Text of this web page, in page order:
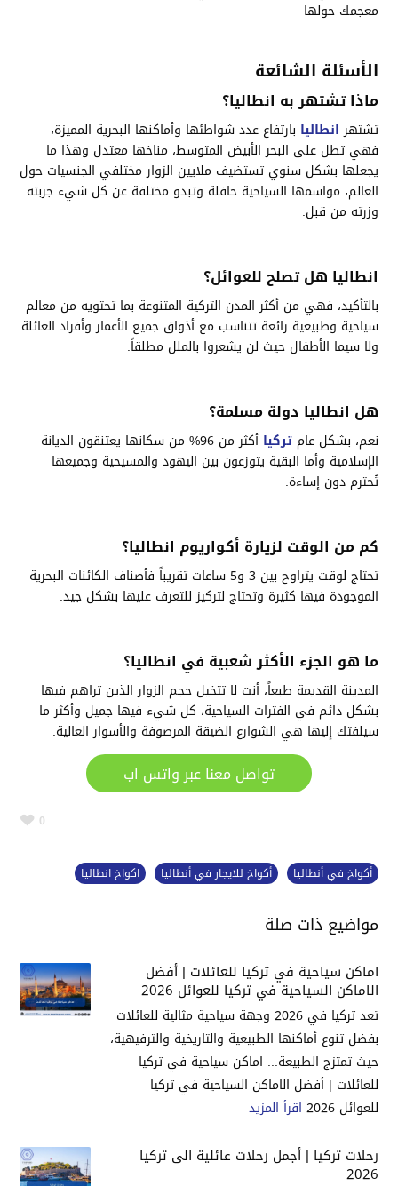
معجمك حولها
الأسئلة الشائعة
ماذا تشتهر به انطاليا؟
تشتهرانطاليا بارتفاع عدد شواطئها وأماكنها البحرية المميزة،
فهي تطل على البحر الأبيض المتوسط، مناخها معتدل وهذا ما
يجعلها بشكل سنوي تستضيف ملايين الزوار مختلفي الجنسيات حول
العالم، مواسمها السياحية حافلة وتبدو مختلفة عن كل شيء جربته
وزرته من قبل.
انطاليا هل تصلح للعوائل؟
بالتأكيد، فهي من أكثر المدن التركية المتنوعة بما تحتويه من معالم
سياحية وطبيعية رائعة تتناسب مع أذواق جميع الأعمار وأفراد العائلة
ولا سيما الأطفال حيث لن يشعروا بالملل مطلقاً.
هل انطاليا دولة مسلمة؟
نعم، بشكل عام تركيا
أكثر من 96% من سكانها يعتنقون الديانة
الإسلامية وأما البقية يتوزعون بين اليهود والمسيحية وجميعها
تُحترم دون إساءة.
كم من الوقت لزيارة أكواريوم انطاليا؟
تحتاج لوقت يتراوح بين 3 و5 ساعات تقريباً فأصناف الكائنات البحرية
الموجودة فيها كثيرة وتحتاج لتركيز للتعرف عليها بشكل جيد.
ما هو الجزء الأكثر شعبية في انطاليا؟
المدينة القديمة طبعاً، أنت لا تتخيل حجم الزوار الذين تراهم فيها
بشكل دائم في الفترات السياحية، كل شيء فيها جميل وأكثر ما
سيلفتك إليها هي الشوارع الضيقة المرصوفة والأسوار العالية.
تواصل معنا عبر واتس اب
0
أكواخ في أنطاليا أكواخ للايجار في أنطاليا اكواخ انطاليا
مواضيع ذات صلة
اماكن سياحية في تركيا للعائلات | أفضل
الاماكن السياحية في تركيا للعوائل 2026
تعد تركيا في 2026 وجهة سياحية مثالية للعائلات
بفضل تنوع أماكنها الطبيعية والتاريخية والترفيهية،
حيث تمتزج الطبيعة... اماكن سياحية في تركيا
للعائلات | أفضل الاماكن السياحية في تركيا
للعوائل 2026
اقرأ المزيد
رحلات تركيا | أجمل رحلات عائلية الى تركيا
2026